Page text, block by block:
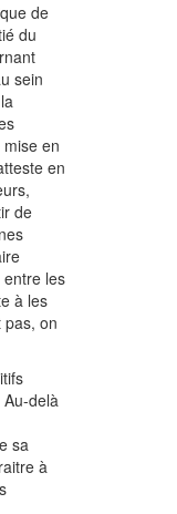
de
du
sein
mise en
en
de
les
à les
on
delà
sa
à